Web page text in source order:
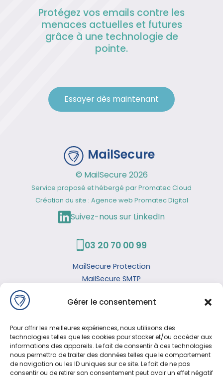
Gérer le consentement
Pour offrir les meilleures expériences, nous utilisons des
technologies telles que les cookies pour stocker et/ou accéder aux
informations des appareils. Le fait de consentir à ces technologies
nous permettra de traiter des données telles que le comportement
de navigation ou les ID uniques sur ce site. Le fait de ne pas
consentir ou de retirer son consentement peut avoir un effet négatif
Protégez vos emails contre les
menaces actuelles et futures
grâce à une technologie de
pointe.
Essayer dès maintenant
MailSecure
© MailSecure 2026
Service proposé et hébergé parPromatec Cloud
Création du site : Agence web Promatec Digital
03 20 70 00 99
MailSecure Protection
MailSecure SMTP
Infrastructure
Blog
Mentions légales